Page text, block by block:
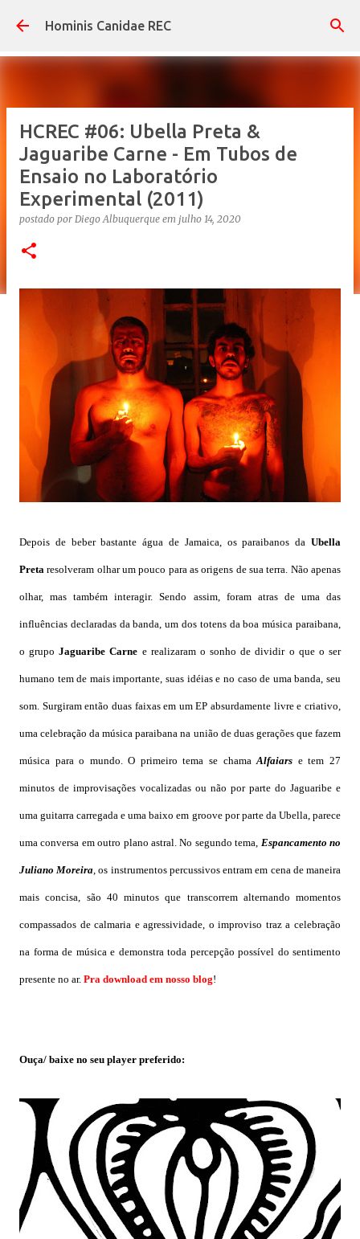
Pular para o conteúdo principal
Hominis Canidae REC
HCREC #06: Ubella Preta &
Jaguaribe Carne - Em Tubos de
Ensaio no Laboratório
Experimental (2011)
postado por Diego Albuquerque em julho 14, 2020
Depois de beber bastante água de Jamaica, os paraibanos da Ubella
Preta resolveram olhar um pouco para as origens de sua terra. Não apenas
olhar, mas também interagir. Sendo assim, foram atras de uma das
influências declaradas da banda, um dos totens da boa música paraibana,
o grupoJaguaribe Carne e realizaram o sonho de dividir o que o ser
humano tem de mais importante, suas idéias e no caso de uma banda, seu
som. Surgiram então duas faixas em um EP absurdamente livre e criativo,
uma celebração da música paraibana na união de duas gerações que fazem
música para o mundo. O primeiro tema se chamaAlfaiars e tem 27
minutos de improvisações vocalizadas ou não por parte do Jaguaribe e
uma guitarra carregada e uma baixo em groove por parte da Ubella, parece
uma conversa em outro plano astral. No segundo tema, Espancamento no
Juliano Moreira, os instrumentos percussivos entram em cena de maneira
mais concisa, são 40 minutos que transcorrem alternando momentos
compassados de calmaria e agressividade, o improviso traz a celebração
na forma de música e demonstra toda percepção possível do sentimento
presente no ar. Pra download em nosso blog!
Ouça/ baixe no seu player preferido: